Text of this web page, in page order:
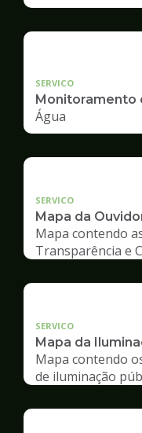
SERVICO
Monitoramento
Água
SERVICO
Mapa da
Mapa contendo
Transparência e
SERVICO
Mapa da
Mapa contendo
de iluminação